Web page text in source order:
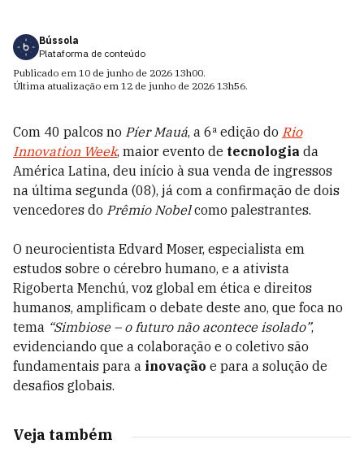
Bússola
Plataforma de conteúdo
Publicado em 10 de junho de 2026 13h00.
Última atualização em 12 de junho de 2026 13h56.
Com 40 palcos no Píer Mauá, a 6ª edição do Rio
Innovation Week, maior evento de tecnologia da
América Latina, deu início à sua venda de ingressos
na última segunda (08), já com a confirmação de dois
vencedores do Prêmio Nobelcomo palestrantes.
O neurocientista Edvard Moser, especialista em
estudos sobre o cérebro humano, e a ativista
Rigoberta Menchú, voz global em ética e direitos
humanos, amplificam o debate deste ano, que foca no
tema “Simbiose – o futuro não acontece isolado”,
evidenciando que a colaboração e o coletivo são
fundamentais para a inovação e para a solução de
desafios globais.
Veja também